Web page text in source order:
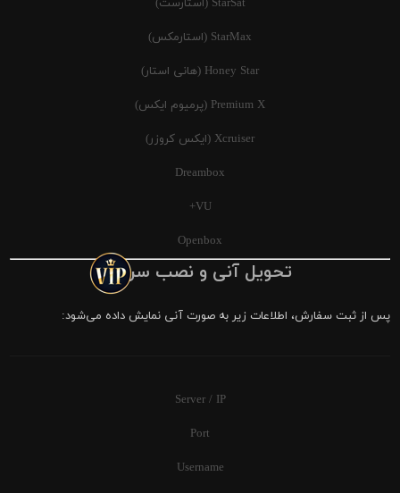
StarSat (استارست)
StarMax (استارمکس)
Honey Star (هانی استار)
Premium X (پرمیوم ایکس)
Xcruiser (ایکس کروزر)
Dreambox
VU+
Openbox
تحویل آنی و نصب سریع
پس از ثبت سفارش، اطلاعات زیر به صورت آنی نمایش داده می‌شود:
Server / IP
Port
Username